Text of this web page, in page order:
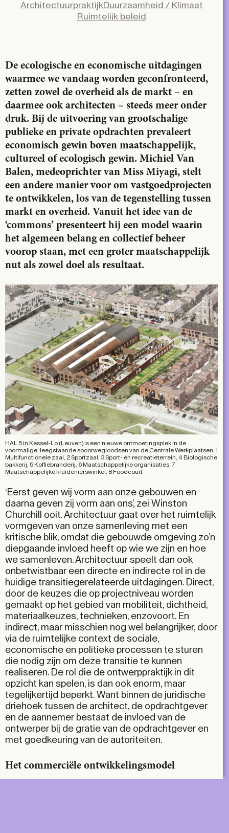
X
ArchitectuurpraktijkDuurzaamheid / Klimaat
Ruimtelijk beleid
De ecologische en economische uitdagingen
waarmee we vandaag worden geconfronteerd,
zetten zowel de overheid als de markt – en
daarmee ook architecten – steeds meer onder
druk. Bij de uitvoering van grootschalige
publieke en private opdrachten prevaleert
economisch gewin boven maatschappelijk,
cultureel of ecologisch gewin. Michiel Van
Balen, medeoprichter van Miss Miyagi, stelt
een andere manier voor om vastgoedprojecten
te ontwikkelen, los van de tegenstelling tussen
markt en overheid. Vanuit het idee van de
‘commons’ presenteert hij een model waarin
het algemeen belang en collectief beheer
voorop staan, met een groter maatschappelijk
nut als zowel doel als resultaat.
HAL 5 in Kessel-Lo (Leuven) is een nieuwe ontmoetingsplek in de
voormalige, leegstaande spoorwegloodsen van de Centrale Werkplaatsen. 1
Multifunctionele zaal, 2 Sportzaal, 3 Sport- en recreatieterrein, 4 Biologische
bakkerij, 5 Koffiebranderij, 6 Maatschappelijke organisaties, 7
Maatschappelijke kruidenierswinkel, 8 Foodcourt
‘Eerst geven wij vorm aan onze gebouwen en
daarna geven zij vorm aan ons’, zei Winston
Churchill ooit. Architectuur gaat over het ruimtelijk
vormgeven van onze samenleving met een
kritische blik, omdat die gebouwde omgeving zo’n
diepgaande invloed heeft op wie we zijn en hoe
we samenleven. Architectuur speelt dan ook
onbetwistbaar een directe en indirecte rol in de
huidige transitiegerelateerde uitdagingen. Direct,
door de keuzes die op projectniveau worden
gemaakt op het gebied van mobiliteit, dichtheid,
materiaalkeuzes, technieken, enzovoort. En
indirect, maar misschien nog wel belangrijker, door
via de ruimtelijke context de sociale,
economische en politieke processen te sturen
die nodig zijn om deze transitie te kunnen
realiseren. De rol die de ontwerppraktijk in dit
opzicht kan spelen, is dan ook enorm, maar
tegelijkertijd beperkt. Want binnen de juridische
driehoek tussen de architect, de opdrachtgever
en de aannemer bestaat de invloed van de
ontwerper bij de gratie van de opdrachtgever en
met goedkeuring van de autoriteiten.
Het commerciële ontwikkelingsmodel